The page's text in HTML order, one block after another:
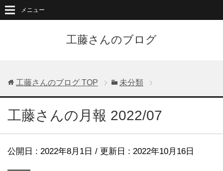
工藤さんのブログ
メニュー
工藤さんのブログ TOP 未分類
工藤さんの月報 2022/07
公開日 : 2022年8月1日 / 更新日 : 2022年10月16日